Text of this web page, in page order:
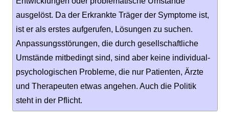
ausgelöst. Da der Erkrankte Träger der Symptome ist,
ist er als erstes aufgeru­fen, Lösungen zu suchen.
Anpassungsstö­rungen, die durch gesellschaftliche
Umstände mitbedingt sind, sind aber keine individual­
psychologischen Probleme, die nur Patienten, Ärzte
und Therapeuten etwas angehen. Auch die Politik
steht in der Pflicht.